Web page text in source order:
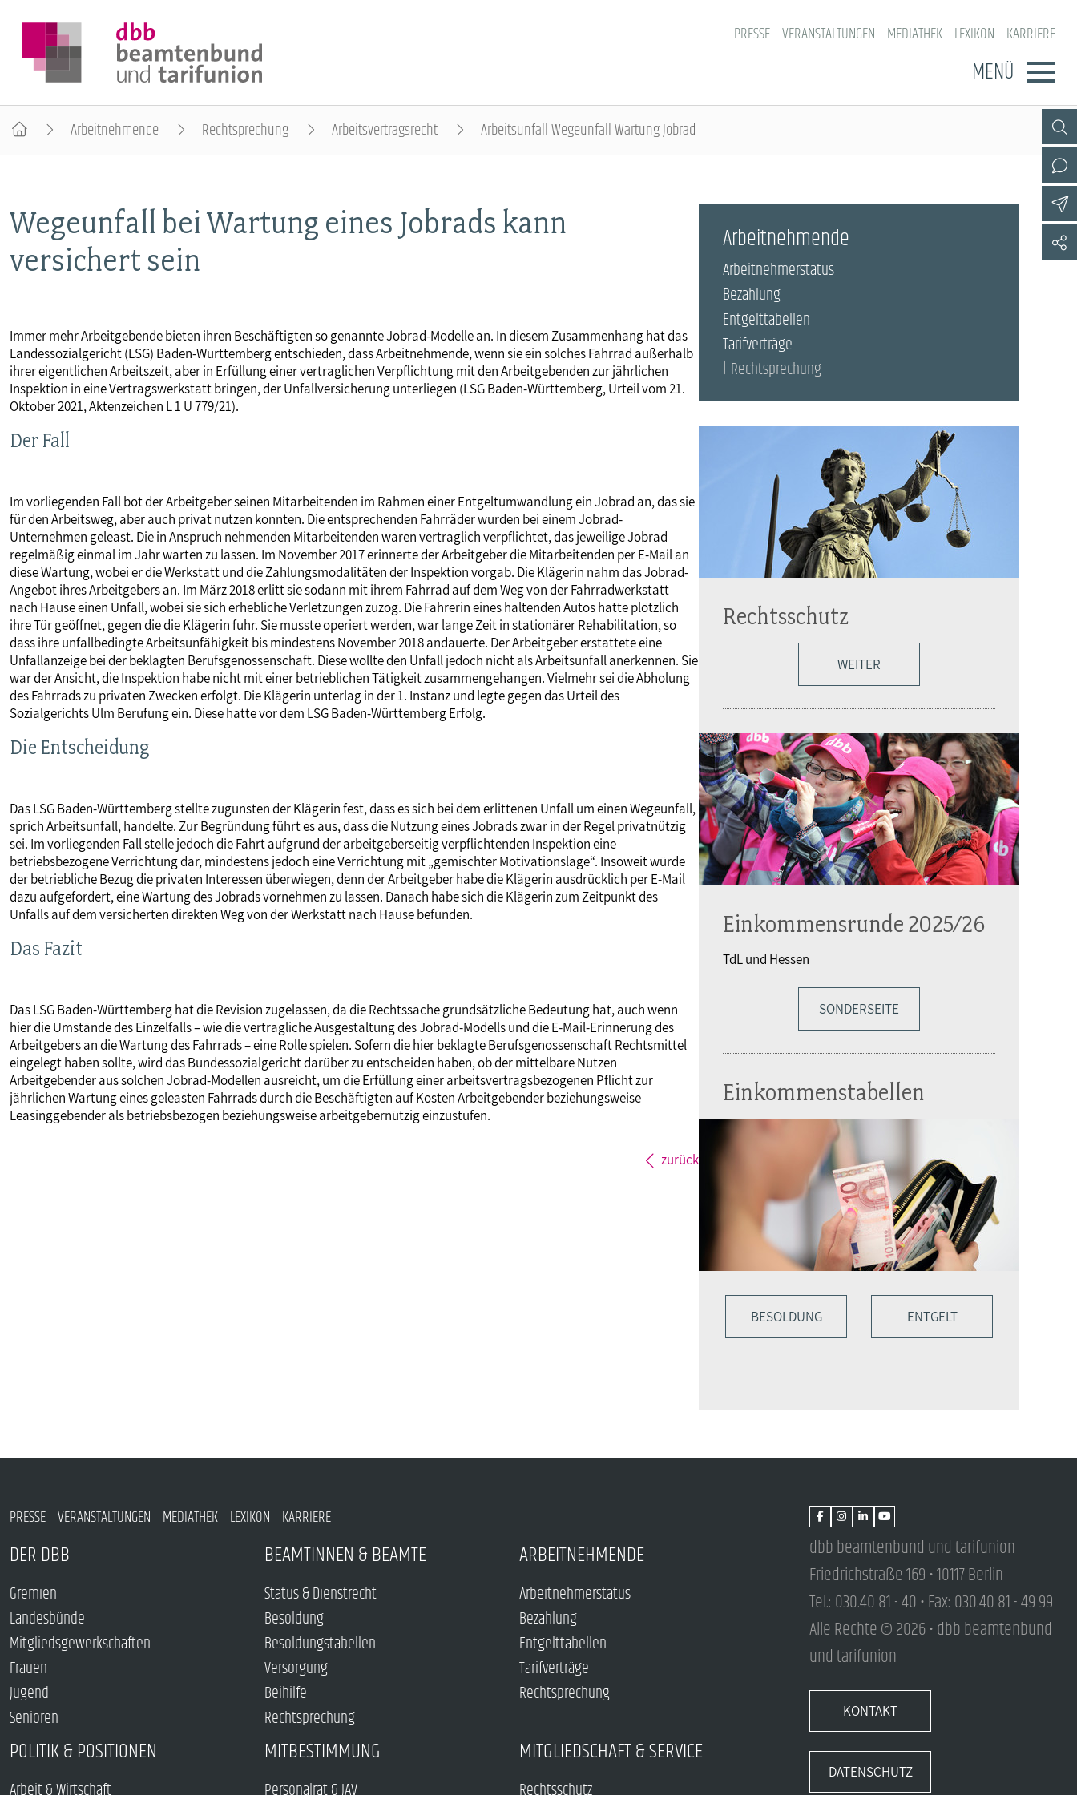
PRESSE VERANSTALTUNGEN MEDIATHEK LEXIKON KARRIERE
MENÜ
Gremien
Mitgliedsgewerkschaften
Frauen
Senioren
BEAMTINNEN & BEAMTE
Status & Dienstrecht
Besoldungstabellen
Versorgung
Rechtsprechung
Arbeitnehmerstatus
Entgelttabellen
Tarifverträge
POLITIK & POSITIONEN
Arbeit & Wirtschaft
Soziales & Gesundheit
Bildung
MITBESTIMMUNG
Personalrat & JAV
Schwerbehindertenvertretung
MITGLIEDSCHAFT & SERVICE
Rechtsschutz
Vorteilswelt
Akademie
Arbeitnehmende Rechtsprechung Arbeitsvertragsrecht Arbeitsunfall Wegeunfall Wartung Jobrad
Wegeunfall bei Wartung eines Jobrads kann
versichert sein
Immer mehr Arbeitgebende bieten ihren Beschäftigten so genannte Jobrad-Modelle an. In diesem Zusammenhang hat das
Landessozialgericht (LSG) Baden-Württemberg entschieden, dass Arbeitnehmende, wenn sie ein solches Fahrrad außerhalb
ihrer eigentlichen Arbeitszeit, aber in Erfüllung einer vertraglichen Verpflichtung mit den Arbeitgebenden zur jährlichen
Inspektion in eine Vertragswerkstatt bringen, der Unfallversicherung unterliegen (LSG Baden-Württemberg, Urteil vom 21.
Oktober 2021, Aktenzeichen L 1 U 779/21).
Der Fall
Im vorliegenden Fall bot der Arbeitgeber seinen Mitarbeitenden im Rahmen einer Entgeltumwandlung ein Jobrad an, das sie
für den Arbeitsweg, aber auch privat nutzen konnten. Die entsprechenden Fahrräder wurden bei einem Jobrad-
Unternehmen geleast. Die in Anspruch nehmenden Mitarbeitenden waren vertraglich verpflichtet, das jeweilige Jobrad
regelmäßig einmal im Jahr warten zu lassen. Im November 2017 erinnerte der Arbeitgeber die Mitarbeitenden per E-Mail an
diese Wartung, wobei er die Werkstatt und die Zahlungsmodalitäten der Inspektion vorgab. Die Klägerin nahm das Jobrad-
Angebot ihres Arbeitgebers an. Im März 2018 erlitt sie sodann mit ihrem Fahrrad auf dem Weg von der Fahrradwerkstatt
nach Hause einen Unfall, wobei sie sich erhebliche Verletzungen zuzog. Die Fahrerin eines haltenden Autos hatte plötzlich
ihre Tür geöffnet, gegen die die Klägerin fuhr. Sie musste operiert werden, war lange Zeit in stationärer Rehabilitation, so
dass ihre unfallbedingte Arbeitsunfähigkeit bis mindestens November 2018 andauerte. Der Arbeitgeber erstattete eine
Unfallanzeige bei der beklagten Berufsgenossenschaft. Diese wollte den Unfall jedoch nicht als Arbeitsunfall anerkennen. Sie
war der Ansicht, die Inspektion habe nicht mit einer betrieblichen Tätigkeit zusammengehangen. Vielmehr sei die Abholung
des Fahrrads zu privaten Zwecken erfolgt. Die Klägerin unterlag in der 1. Instanz und legte gegen das Urteil des
Sozialgerichts Ulm Berufung ein. Diese hatte vor dem LSG Baden-Württemberg Erfolg.
Die Entscheidung
Das LSG Baden-Württemberg stellte zugunsten der Klägerin fest, dass es sich bei dem erlittenen Unfall um einen Wegeunfall,
sprich Arbeitsunfall, handelte. Zur Begründung führt es aus, dass die Nutzung eines Jobrads zwar in der Regel privatnützig
sei. Im vorliegenden Fall stelle jedoch die Fahrt aufgrund der arbeitgeberseitig verpflichtenden Inspektion eine
betriebsbezogene Verrichtung dar, mindestens jedoch eine Verrichtung mit „gemischter Motivationslage“. Insoweit würde
der betriebliche Bezug die privaten Interessen überwiegen, denn der Arbeitgeber habe die Klägerin ausdrücklich per E-Mail
dazu aufgefordert, eine Wartung des Jobrads vornehmen zu lassen. Danach habe sich die Klägerin zum Zeitpunkt des
Unfalls auf dem versicherten direkten Weg von der Werkstatt nach Hause befunden.
Das Fazit
Das LSG Baden-Württemberg hat die Revision zugelassen, da die Rechtssache grundsätzliche Bedeutung hat, auch wenn
hier die Umstände des Einzelfalls – wie die vertragliche Ausgestaltung des Jobrad-Modells und die E-Mail-Erinnerung des
Arbeitgebers an die Wartung des Fahrrads – eine Rolle spielen. Sofern die hier beklagte Berufsgenossenschaft Rechtsmittel
eingelegt haben sollte, wird das Bundessozialgericht darüber zu entscheiden haben, ob der mittelbare Nutzen
Arbeitgebender aus solchen Jobrad-Modellen ausreicht, um die Erfüllung einer arbeitsvertragsbezogenen Pflicht zur
jährlichen Wartung eines geleasten Fahrrads durch die Beschäftigten auf Kosten Arbeitgebender beziehungsweise
Leasinggebender als betriebsbezogen beziehungsweise arbeitgebernützig einzustufen.
zurück
Arbeitnehmende
Arbeitnehmerstatus
Bezahlung
Entgelttabellen
Tarifverträge
Rechtsprechung
Rechtsschutz
WEITER
Einkommensrunde 2025/26
TdL und Hessen
SONDERSEITE
Einkommenstabellen
BESOLDUNG ENTGELT
PRESSE VERANSTALTUNGEN MEDIATHEK LEXIKON KARRIERE
DER DBB
Gremien
Landesbünde
Mitgliedsgewerkschaften
Frauen
Jugend
Senioren
BEAMTINNEN & BEAMTE
Status & Dienstrecht
Besoldung
Besoldungstabellen
Versorgung
Beihilfe
Rechtsprechung
ARBEITNEHMENDE
Arbeitnehmerstatus
Bezahlung
Entgelttabellen
Tarifverträge
Rechtsprechung
POLITIK & POSITIONEN MITBESTIMMUNG MITGLIEDSCHAFT & SERVICE
dbb beamtenbund und tarifunion
Friedrichstraße 169 • 10117 Berlin
Tel.: 030.40 81 - 40 • Fax: 030.40 81 - 49 99
Alle Rechte © 2026 • dbb beamtenbund
und tarifunion
KONTAKT
DATENSCHUTZ